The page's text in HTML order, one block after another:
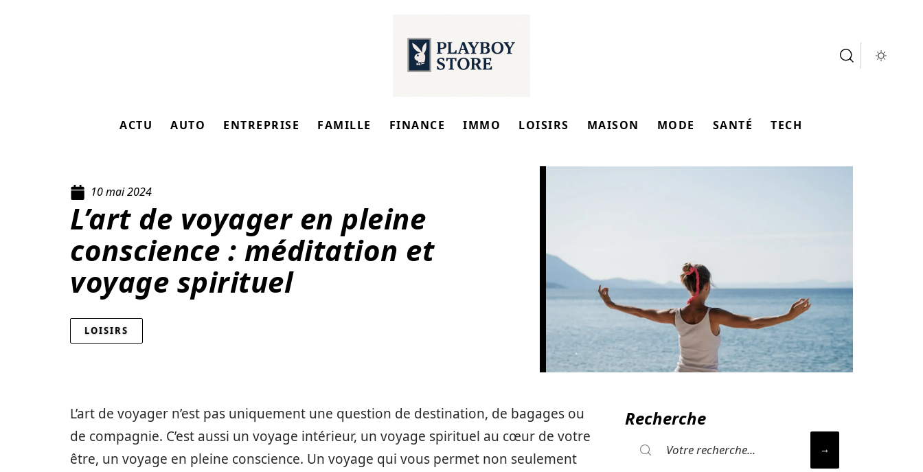
ACTU AUTO ENTREPRISE FAMILLE FINANCE IMMO LOISIRS MAISON MODE SANTÉ TECH
10 mai 2024
L’art de voyager en pleine
conscience : méditation et
voyage spirituel
LOISIRS
L’art de voyager n’est pas uniquement une question de destination, de bagages ou
de compagnie. C’est aussi un voyage intérieur, un voyage spirituel au cœur de votre
être, un voyage en pleine conscience. Un voyage qui vous permet non seulement
Recherche